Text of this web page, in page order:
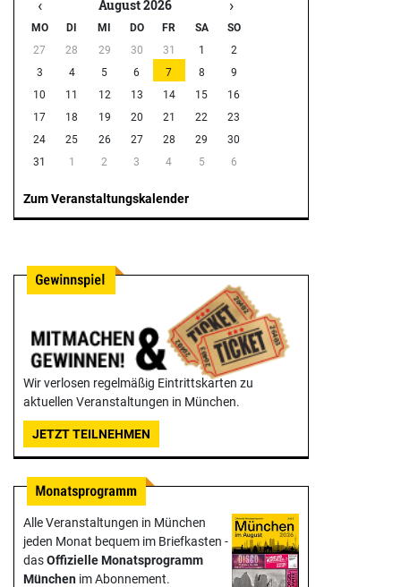
‹ August 2026 ›
MO DI MI DO FR SA
SO
27
28 29 30 31 1
2
3
4 5 6 7 8
9
10
11 12 13 14 15
16
17
18 19 20 21 22
23
24
25 26 27 28 29
30
31
1 2 3 4 5 6
Zum Veranstaltungskalender
Wir verlosen regelmäßig Eintrittskarten zu
aktuellen Veranstaltungen in München.
JETZT TEILNEHMEN
Alle Veranstaltungen in München
jeden Monat bequem im Briefkasten -
dasOffizielle Monats­programm
München im Abonnement.